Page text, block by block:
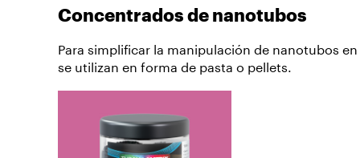
Concentrados de nanotubos
Para simplificar la manipulación de nanotubos
se utilizan en forma de pasta o pellets.